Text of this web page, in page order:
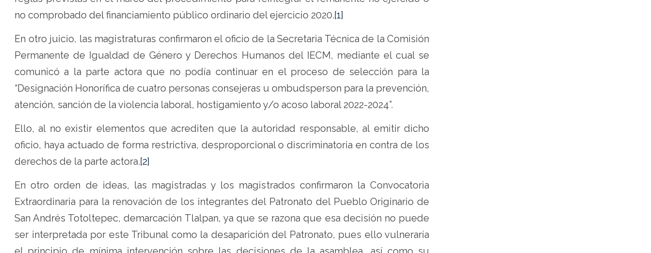
no comprobado del financiamiento público ordinario del ejercicio 2020.[1]
En otro juicio, las magistraturas confirmaron el oficio de la Secretaria Técnica de la Comisión
Permanente de Igualdad de Género y Derechos Humanos del IECM, mediante el cual se
comunicó a la parte actora que no podía continuar en el proceso de selección para la
“Designación Honorífica de cuatro personas consejeras u ombudsperson para la prevención,
atención, sanción de la violencia laboral, hostigamiento y/o acoso laboral 2022-2024”.
Ello, al no existir elementos que acrediten que la autoridad responsable, al emitir dicho
oficio, haya actuado de forma restrictiva, desproporcional o discriminatoria en contra de los
derechos de la parte actora.[2]
En otro orden de ideas, las magistradas y los magistrados confirmaron la Convocatoria
Extraordinaria para la renovación de los integrantes del Patronato del Pueblo Originario de
San Andrés Totoltepec, demarcación Tlalpan, ya que se razona que esa decisión no puede
ser interpretada por este Tribunal como la desaparición del Patronato, pues ello vulneraría